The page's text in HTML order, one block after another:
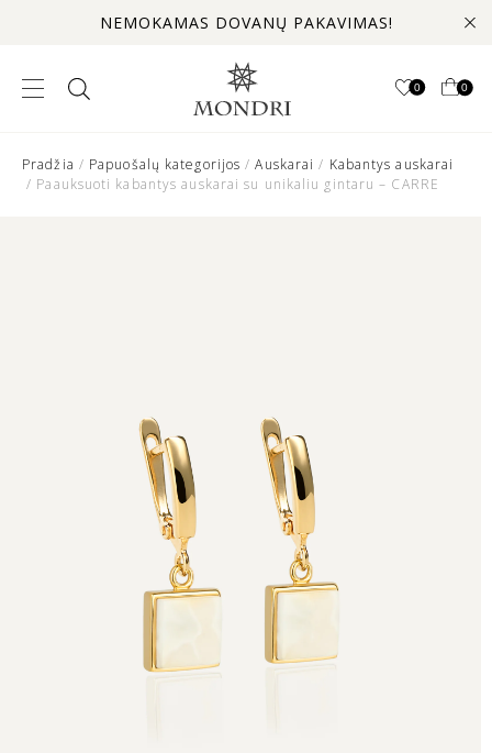
NEMOKAMAS DOVANŲ PAKAVIMAS!
0 0
Pradžia / Papuošalų kategorijos /Auskarai / Kabantys auskarai
/ Paauksuoti kabantys auskarai su unikaliu gintaru – CARRE